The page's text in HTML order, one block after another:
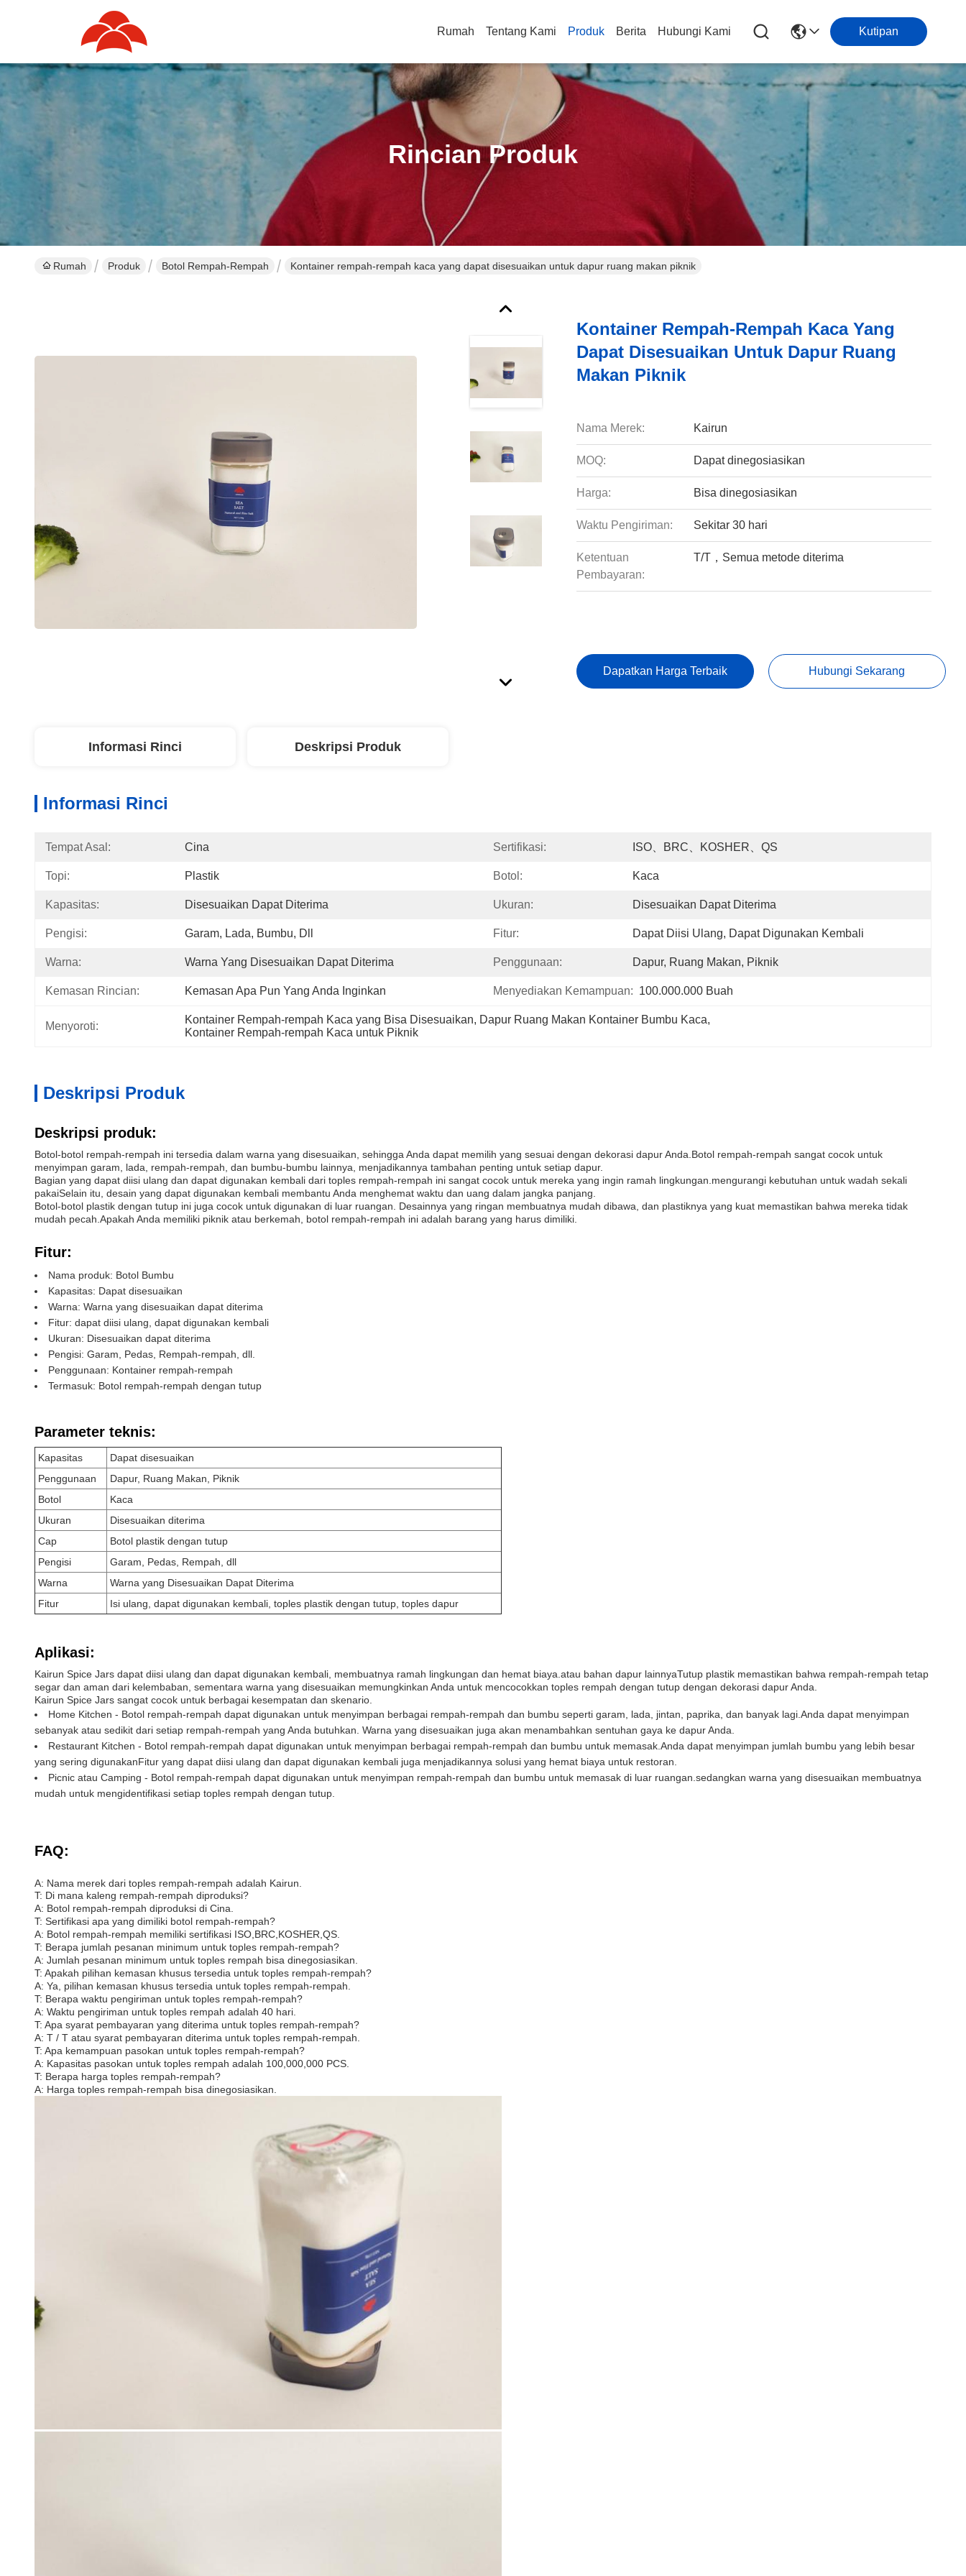
Rumah Tentang Kami Produk Berita Hubungi Kami Kutipan
Rincian Produk
Rumah Produk Botol Rempah-Rempah Kontainer rempah-rempah kaca yang dapat disesuaikan untuk dapur ruang makan piknik
Kontainer Rempah-Rempah Kaca Yang
Dapat Disesuaikan Untuk Dapur Ruang
Makan Piknik
Nama Merek: Kairun
MOQ: Dapat dinegosiasikan
Harga: Bisa dinegosiasikan
Waktu Pengiriman: Sekitar 30 hari
Ketentuan
Pembayaran:
T/T，Semua metode diterima
Dapatkan Harga Terbaik Hubungi Sekarang
Informasi Rinci Deskripsi Produk
Informasi Rinci
Tempat Asal: Cina Sertifikasi: ISO、BRC、KOSHER、QS
Topi: Plastik Botol: Kaca
Kapasitas: Disesuaikan Dapat Diterima Ukuran: Disesuaikan Dapat Diterima
Pengisi: Garam, Lada, Bumbu, Dll Fitur: Dapat Diisi Ulang, Dapat Digunakan Kembali
Warna: Warna Yang Disesuaikan Dapat Diterima Penggunaan: Dapur, Ruang Makan, Piknik
Kemasan Rincian: Kemasan Apa Pun Yang Anda Inginkan Menyediakan Kemampuan: 100.000.000 Buah
Menyoroti:
Kontainer Rempah-rempah Kaca yang Bisa Disesuaikan, Dapur Ruang Makan Kontainer Bumbu Kaca,
Kontainer Rempah-rempah Kaca untuk Piknik
Deskripsi Produk
Deskripsi produk:
Botol-botol rempah-rempah ini tersedia dalam warna yang disesuaikan, sehingga Anda dapat memilih yang sesuai dengan dekorasi dapur Anda.Botol rempah-rempah sangat cocok untuk
menyimpan garam, lada, rempah-rempah, dan bumbu-bumbu lainnya, menjadikannya tambahan penting untuk setiap dapur.
Bagian yang dapat diisi ulang dan dapat digunakan kembali dari toples rempah-rempah ini sangat cocok untuk mereka yang ingin ramah lingkungan.mengurangi kebutuhan untuk wadah sekali
pakaiSelain itu, desain yang dapat digunakan kembali membantu Anda menghemat waktu dan uang dalam jangka panjang.
Botol-botol plastik dengan tutup ini juga cocok untuk digunakan di luar ruangan. Desainnya yang ringan membuatnya mudah dibawa, dan plastiknya yang kuat memastikan bahwa mereka tidak
mudah pecah.Apakah Anda memiliki piknik atau berkemah, botol rempah-rempah ini adalah barang yang harus dimiliki.
Fitur:
Nama produk: Botol Bumbu
Kapasitas: Dapat disesuaikan
Warna: Warna yang disesuaikan dapat diterima
Fitur: dapat diisi ulang, dapat digunakan kembali
Ukuran: Disesuaikan dapat diterima
Pengisi: Garam, Pedas, Rempah-rempah, dll.
Penggunaan: Kontainer rempah-rempah
Termasuk: Botol rempah-rempah dengan tutup
Parameter teknis:
Kapasitas
Dapat disesuaikan
Penggunaan
Dapur, Ruang Makan, Piknik
Botol
Kaca
Ukuran
Disesuaikan diterima
Cap
Botol plastik dengan tutup
Pengisi
Garam, Pedas, Rempah, dll
Warna
Warna yang Disesuaikan Dapat Diterima
Fitur
Isi ulang, dapat digunakan kembali, toples plastik dengan tutup, toples dapur
Aplikasi:
Kairun Spice Jars dapat diisi ulang dan dapat digunakan kembali, membuatnya ramah lingkungan dan hemat biaya.atau bahan dapur lainnyaTutup plastik memastikan bahwa rempah-rempah tetap
segar dan aman dari kelembaban, sementara warna yang disesuaikan memungkinkan Anda untuk mencocokkan toples rempah dengan tutup dengan dekorasi dapur Anda.
Kairun Spice Jars sangat cocok untuk berbagai kesempatan dan skenario.
Home Kitchen - Botol rempah-rempah dapat digunakan untuk menyimpan berbagai rempah-rempah dan bumbu seperti garam, lada, jintan, paprika, dan banyak lagi.Anda dapat menyimpan
sebanyak atau sedikit dari setiap rempah-rempah yang Anda butuhkan. Warna yang disesuaikan juga akan menambahkan sentuhan gaya ke dapur Anda.
Restaurant Kitchen - Botol rempah-rempah dapat digunakan untuk menyimpan berbagai rempah-rempah dan bumbu untuk memasak.Anda dapat menyimpan jumlah bumbu yang lebih besar
yang sering digunakanFitur yang dapat diisi ulang dan dapat digunakan kembali juga menjadikannya solusi yang hemat biaya untuk restoran.
Picnic atau Camping - Botol rempah-rempah dapat digunakan untuk menyimpan rempah-rempah dan bumbu untuk memasak di luar ruangan.sedangkan warna yang disesuaikan membuatnya
mudah untuk mengidentifikasi setiap toples rempah dengan tutup.
FAQ:
A: Nama merek dari toples rempah-rempah adalah Kairun.
T: Di mana kaleng rempah-rempah diproduksi?
A: Botol rempah-rempah diproduksi di Cina.
T: Sertifikasi apa yang dimiliki botol rempah-rempah?
A: Botol rempah-rempah memiliki sertifikasi ISO,BRC,KOSHER,QS.
T: Berapa jumlah pesanan minimum untuk toples rempah-rempah?
A: Jumlah pesanan minimum untuk toples rempah bisa dinegosiasikan.
T: Apakah pilihan kemasan khusus tersedia untuk toples rempah-rempah?
A: Ya, pilihan kemasan khusus tersedia untuk toples rempah-rempah.
T: Berapa waktu pengiriman untuk toples rempah-rempah?
A: Waktu pengiriman untuk toples rempah adalah 40 hari.
T: Apa syarat pembayaran yang diterima untuk toples rempah-rempah?
A: T / T atau syarat pembayaran diterima untuk toples rempah-rempah.
T: Apa kemampuan pasokan untuk toples rempah-rempah?
A: Kapasitas pasokan untuk toples rempah adalah 100,000,000 PCS.
T: Berapa harga toples rempah-rempah?
A: Harga toples rempah-rempah bisa dinegosiasikan.